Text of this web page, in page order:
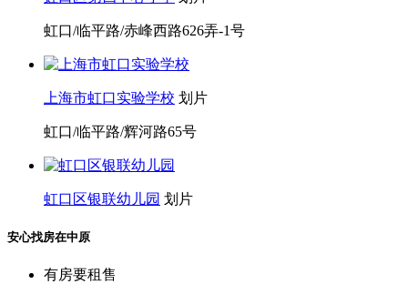
虹口/临平路/赤峰西路626弄-1号
上海市虹口实验学校 划片
虹口/临平路/辉河路65号
虹口区银联幼儿园 划片
安心找房在中原
有房要租售